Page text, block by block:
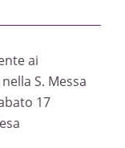
ai
S. Messa
17